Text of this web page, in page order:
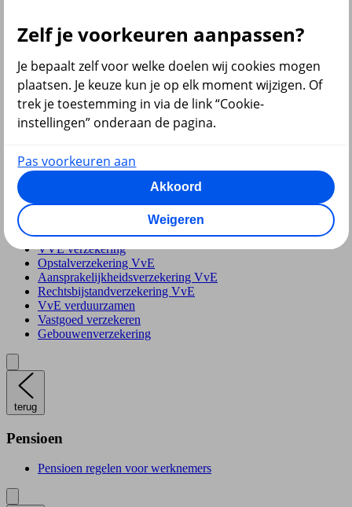
Diensten
Al onze diensten
terug
VvE en Vastgoed
VVE verzekering
Opstalverzekering VvE
Aansprakelijkheidsverzekering VvE
Rechtsbijstandverzekering VvE
VvE verduurzamen
Vastgoed verzekeren
Gebouwenverzekering
terug
Pensioen
Pensioen regelen voor werknemers
Zelf je voorkeuren aanpassen?
Je bepaalt zelf voor welke doelen wij cookies mogen
plaatsen. Je keuze kun je op elk moment wijzigen. Of
trek je toestemming in via de link “Cookie-
instellingen” onderaan de pagina.
Pas voorkeuren aan
Akkoord
Weigeren